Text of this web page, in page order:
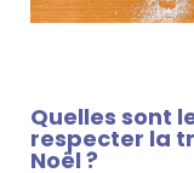
Quelles sont
respecter la
Noël ?